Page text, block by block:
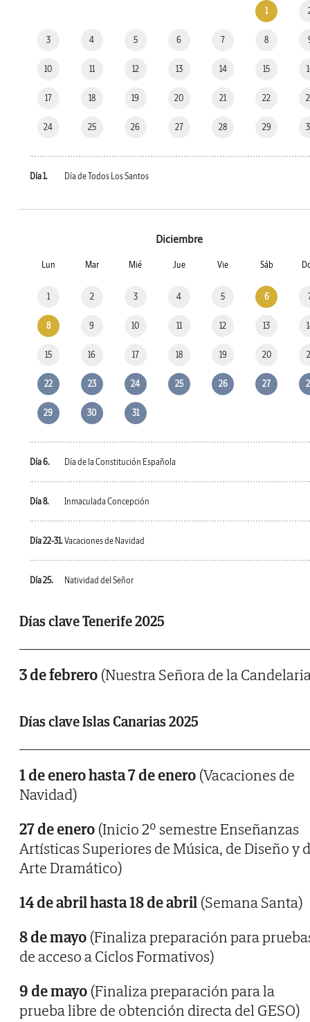
1
3 4 5 6 7 8
10 11 12 13 14 15
17 18 19 20 21 22
24 25 26 27 28 29
Día 1. Día de Todos Los Santos
Diciembre
Lun Mar Mié Jue Vie Sáb
1 2 3 4 5 6
8 9 10 11 12 13
15 16 17 18 19 20
22 23 24 25 26 27
29 30 31
Día 6. Día de la Constitución Española
Día 8. Inmaculada Concepción
Día 22-31.Vacaciones de Navidad
Día 25. Natividad del Señor
Días clave Tenerife 2025
3 de febrero (Nuestra Señora de la
Días clave Islas Canarias 2025
1 de enero hasta 7 de enero (Vacaciones de
Navidad)
27 de enero (Inicio 2º semestre Enseñanzas
Artísticas Superiores de Música, de Diseño y
Arte Dramático)
14 de abril hasta 18 de abril (Semana Santa)
8 de mayo (Finaliza preparación para
de acceso a Ciclos Formativos)
9 de mayo (Finaliza preparación para la
prueba libre de obtención directa del GESO)